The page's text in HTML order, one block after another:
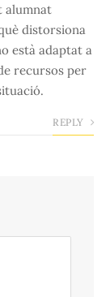
alumnat
distorsiona
està adaptat a
recursos per
REPLY